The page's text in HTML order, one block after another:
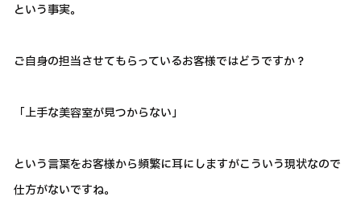
という事実。
ご自身の担当させてもらっているお客様ではどうですか？
「上手な美容室が見つからない」
という言葉をお客様から頻繁に耳にしますがこういう現状なので
仕方がないですね。